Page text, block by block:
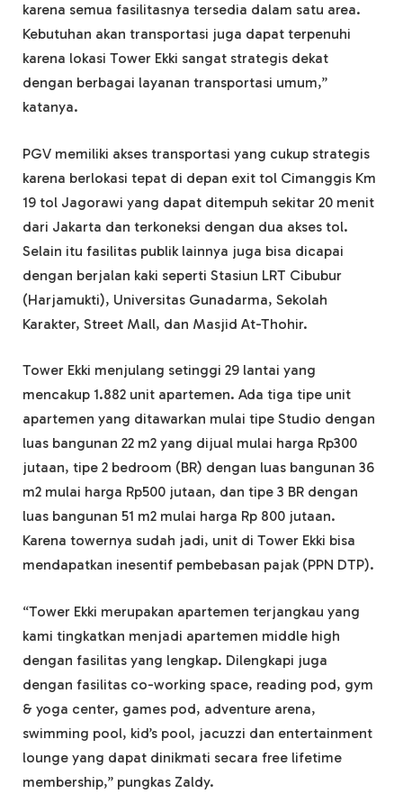
karena semua fasilitasnya tersedia dalam satu area.
Kebutuhan akan transportasi juga dapat terpenuhi
karena lokasi Tower Ekki sangat strategis dekat
dengan berbagai layanan transportasi umum,”
katanya.
PGV memiliki akses transportasi yang cukup strategis
karena berlokasi tepat di depan exit tol Cimanggis Km
19 tol Jagorawi yang dapat ditempuh sekitar 20 menit
dari Jakarta dan terkoneksi dengan dua akses tol.
Selain itu fasilitas publik lainnya juga bisa dicapai
dengan berjalan kaki seperti Stasiun LRT Cibubur
(Harjamukti), Universitas Gunadarma, Sekolah
Karakter, Street Mall, dan Masjid At-Thohir.
Tower Ekki menjulang setinggi 29 lantai yang
mencakup 1.882 unit apartemen. Ada tiga tipe unit
apartemen yang ditawarkan mulai tipe Studio dengan
luas bangunan 22 m2 yang dijual mulai harga Rp300
jutaan, tipe 2 bedroom (BR) dengan luas bangunan 36
m2 mulai harga Rp500 jutaan, dan tipe 3 BR dengan
luas bangunan 51 m2 mulai harga Rp 800 jutaan.
Karena towernya sudah jadi, unit di Tower Ekki bisa
mendapatkan inesentif pembebasan pajak (PPN DTP).
“Tower Ekki merupakan apartemen terjangkau yang
kami tingkatkan menjadi apartemen middle high
dengan fasilitas yang lengkap. Dilengkapi juga
dengan fasilitas co-working space, reading pod, gym
& yoga center, games pod, adventure arena,
swimming pool, kid’s pool, jacuzzi dan entertainment
lounge yang dapat dinikmati secara free lifetime
membership,” pungkas Zaldy.